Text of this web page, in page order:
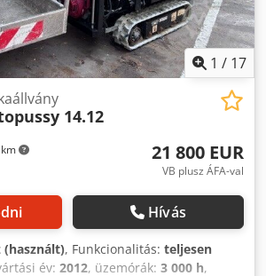
1 / 17
14.12
21 800 EUR
VB plusz ÁFA-val
Hívás
(használt), Funkcionalitás: teljesen
év: 2012, üzemórák: 3 000 h,